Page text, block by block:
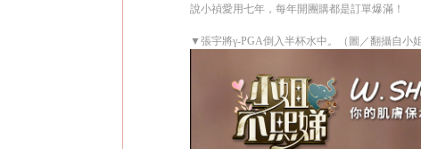
說小禎愛用七年，每年開團購都是訂單爆滿！
▼張宇將γ-PGA倒入半杯水中。（圖／翻攝自小姐